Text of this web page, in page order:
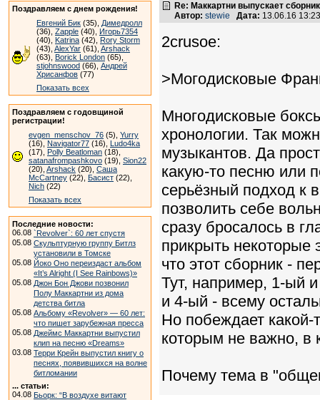
Поздравляем с днем рождения!
Евгений Бик (35), Димедролл
(36), Zapple (40), Игорь7354
(40), Katrina (42), Rory Storm
(43), AlexYar (61), Arshack
(63), Borick London (65),
stjohnswood (66), Андрей
Хрисанфов (77)
Показать всех
Поздравляем с годовщиной
регистрации!
evgen_menschov_76 (5), Yurry
(16), Navigator77 (16), Ludo4ka
(17), Polly Beatloman (18),
satanafrompashkovo (19), Sion22
(20), Arshack (20), Саша
McCartney (22), Басист (22),
Nich (22)
Показать всех
Последние новости:
06.08 `Revolver`: 60 лет спустя
05.08 Скульптурную группу Битлз
установили в Томске
05.08 Йоко Оно переиздаст альбом
«It’s Alright (I See Rainbows)»
05.08 Джон Бон Джови позвонил
Полу Маккартни из дома
детства битла
05.08 Альбому «Revolver» — 60 лет:
что пишет зарубежная пресса
05.08 Джеймс Маккартни выпустил
клип на песню «Dreams»
03.08 Терри Крейн выпустил книгу о
песнях, появившихся на волне
битломании
... статьи:
04.08 Бьорк: “В воздухе витают
Re: Маккартни выпускает
Автор: stewie Дата: 13.06.16
2crusoe:
>Могодисковые
Многодисковые
хронологии. Так
музыкантов. Да
какую-то песню или
серьёзный подход к
позволить себе
сразу бросалось в
прикрыть некоторые
что этот сборник -
Тут, например, 1-ый
и 4-ый - всему
Но побеждает
которым не важно, в
Почему тема в